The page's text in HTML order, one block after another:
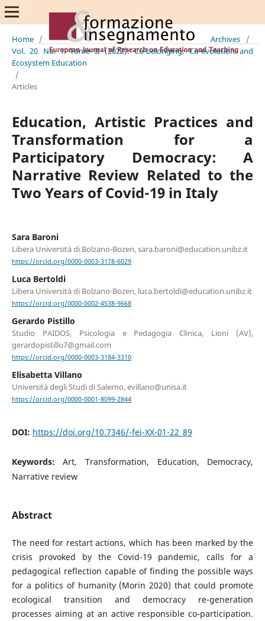
Home / Archives
/
Vol. 20 No. 1 Tome II (2022): Co-belonging, Co-evolution and
Ecosystem Education
/
Articles
Education, Artistic Practices and
Transformation for a
Participatory Democracy: A
Narrative Review Related to the
Two Years of Covid-19 in Italy
Sara Baroni
Libera Università di Bolzano-Bozen, sara.baroni@education.unibz.it
https://orcid.org/0000-0003-3178-6029
Luca Bertoldi
Libera Università di Bolzano-Bozen, luca.bertoldi@education.unibz.it
https://orcid.org/0000-0002-4538-9668
Gerardo Pistillo
Studio PAIDOS, Psicologia e Pedagogia Clinica, Lioni (AV),
gerardopistillo7@gmail.com
https://orcid.org/0000-0003-3184-3310
Elisabetta Villano
Università degli Studi di Salerno, evillano@unisa.it
https://orcid.org/0000-0001-8099-2844
DOI: https://doi.org/10.7346/-fei-XX-01-22_89
Keywords:Art, Transformation, Education, Democracy,
Narrative review
Abstract
The need for restart actions, which has been marked by the
crisis provoked by the Covid-19 pandemic, calls for a
pedagogical reflection capable of finding the possible ways
for a politics of humanity (Morin 2020) that could promote
ecological transition and democracy re-generation
processes aiming at an active responsible co-participation.